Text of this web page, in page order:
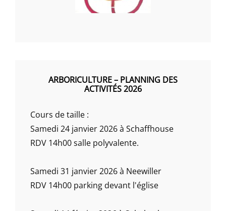
ARBORICULTURE – PLANNING DES
ACTIVITÉS 2026
Cours de taille :
Samedi 24 janvier 2026 à Schaffhouse
RDV 14h00 salle polyvalente.
Samedi 31 janvier 2026 à Neewiller
RDV 14h00 parking devant l'église